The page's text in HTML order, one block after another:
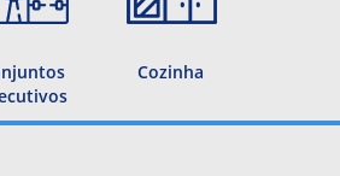
Cozinha